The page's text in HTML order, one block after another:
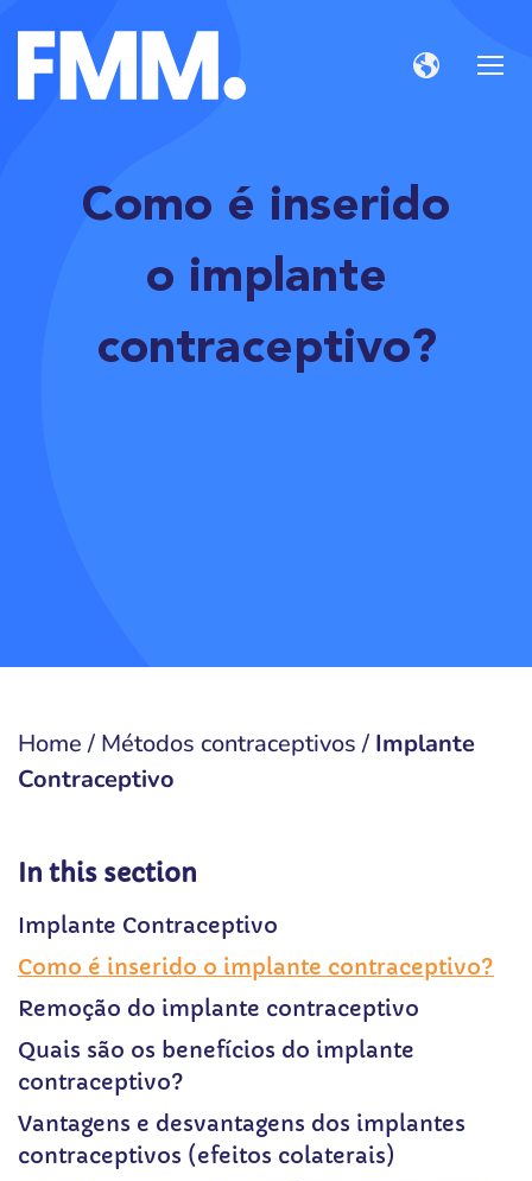
Como é inserido
o implante
contraceptivo?
Home/ Métodos contraceptivos/ Implante
Contraceptivo
In this section
Implante Contraceptivo
Como é inserido o implante contraceptivo?
Remoção do implante contraceptivo
Quais são os benefícios do implante
contraceptivo?
Vantagens e desvantagens dos implantes
contraceptivos (efeitos colaterais)